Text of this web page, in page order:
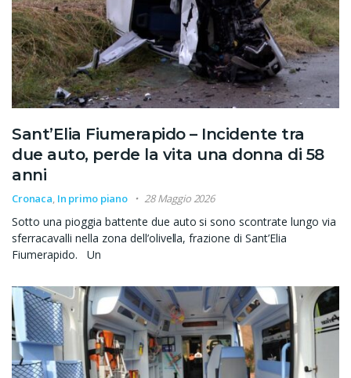
Sant’Elia Fiumerapido – Incidente tra
due auto, perde la vita una donna di 58
anni
Cronaca, In primo piano 28 Maggio 2026
Sotto una pioggia battente due auto si sono scontrate lungo via
sferracavalli nella zona dell’olivella, frazione di Sant’Elia
Fiumerapido. Un